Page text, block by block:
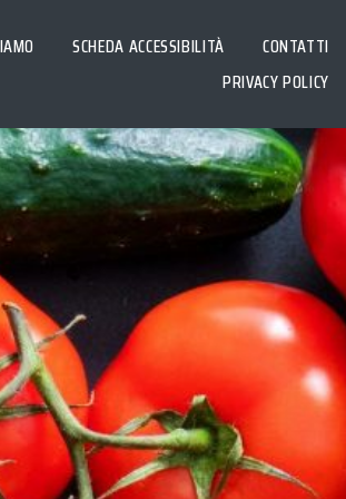
SCHEDA ACCESSIBILITÀ
CONTATTI
PRIVACY POLICY